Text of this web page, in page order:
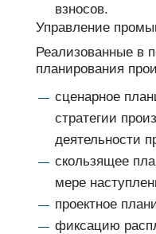
взносов.
Управление
Реализованные в
планирования
сценарное
стратегии
деятельности
скользящее
мере
проектное
фиксацию